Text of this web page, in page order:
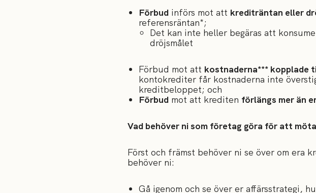
Förbudinförs mot att krediträntan eller
referensräntan*;
Det kan inte heller begäras att
dröjsmålet
Förbud mot att kostnaderna*** kopplade
kontokrediter får kostnaderna inte
kreditbeloppet; och
Förbudmot att krediten förlängs mer än
Vad behöver ni som företag göra för att
Först och främst behöver ni se över om era
behöver ni:
Gå igenom och se över er affärsstrategi,